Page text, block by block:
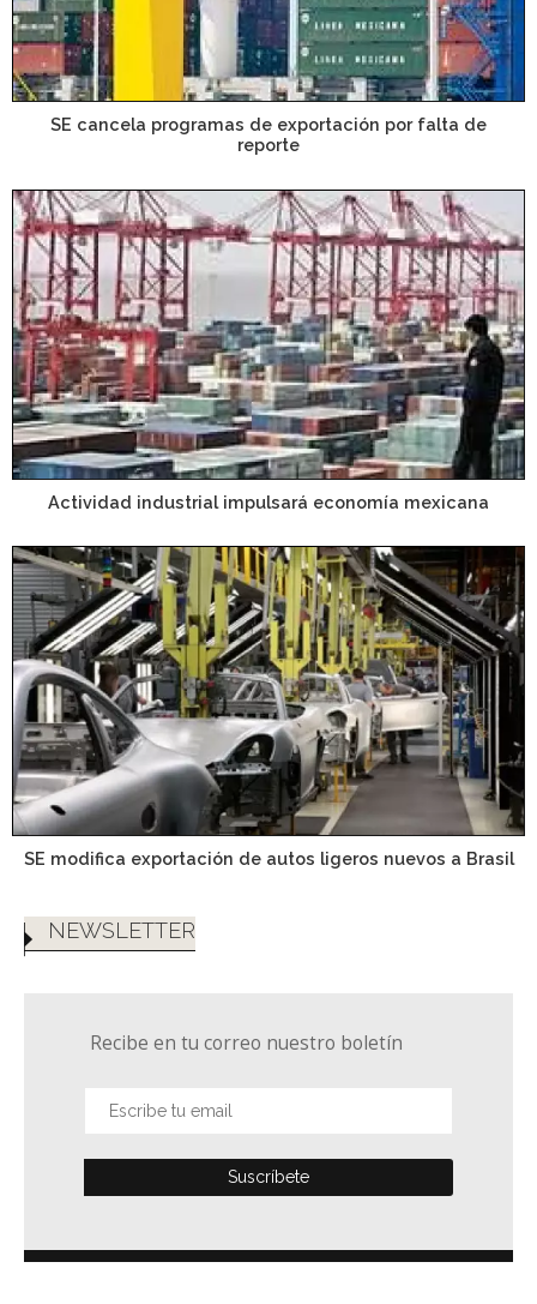
SE cancela programas de exportación por falta de
reporte
Actividad industrial impulsará economía mexicana
SE modifica exportación de autos ligeros nuevos a Brasil
NEWSLETTER
Recibe en tu correo nuestro boletín